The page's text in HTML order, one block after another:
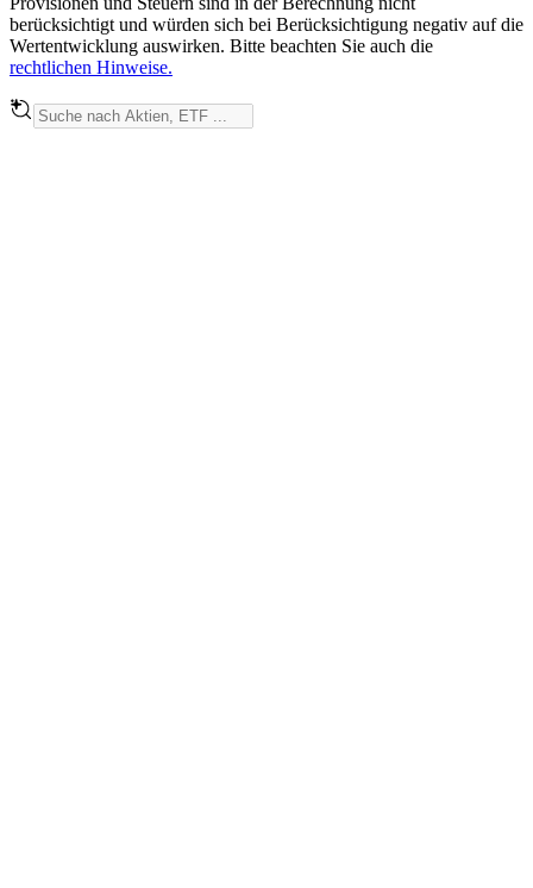
berücksichtigt und würden sich bei Berücksichtigung negativ auf die
Wertentwicklung auswirken. Bitte beachten Sie auch die
rechtlichen Hinweise.